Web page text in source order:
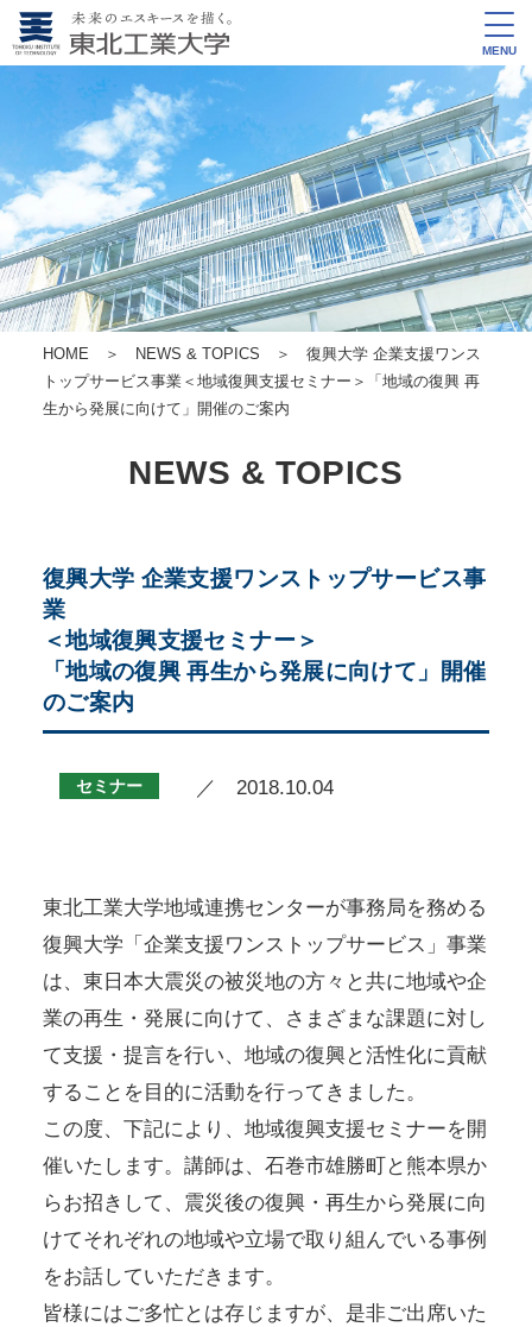
MENU
HOME ＞ NEWS & TOPICS ＞ 復興大学 企業支援ワンス
トップサービス事業＜地域復興支援セミナー＞
「地域の復興 再
生から発展に向けて」開催のご案内
NEWS & TOPICS
復興大学 企業支援ワンストップサービス事
業
＜地域復興支援セミナー＞
「地域の復興 再生から発展に向けて」開催
のご案内
セミナー ／ 2018.10.04
東北工業大学地域連携センターが事務局を務める
復興大学「企業支援ワンストップサービス」事業
は、東日本大震災の被災地の方々と共に地域や企
業の再生・発展に向けて、さまざまな課題に対し
て支援・提言を行い、地域の復興と活性化に貢献
することを目的に活動を行ってきました。
この度、下記により、地域復興支援セミナーを開
催いたします。講師は、石巻市雄勝町と熊本県か
らお招きして、震災後の復興・再生から発展に向
けてそれぞれの地域や立場で取り組んでいる事例
をお話していただきます。
皆様にはご多忙とは存じますが、是非ご出席いた